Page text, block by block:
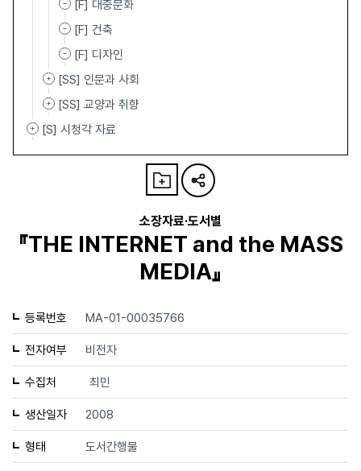
[F] 대중문화
[F] 건축
[F] 디자인
[SS] 인문과 사회
[SS] 교양과 취향
[S] 시청각 자료
소장자료·도서별
『THE INTERNET and the MASS
MEDIA』
등록번호 MA-01-00035766
전자여부 비전자
수집처 최민
생산일자 2008
형태 도서간행물